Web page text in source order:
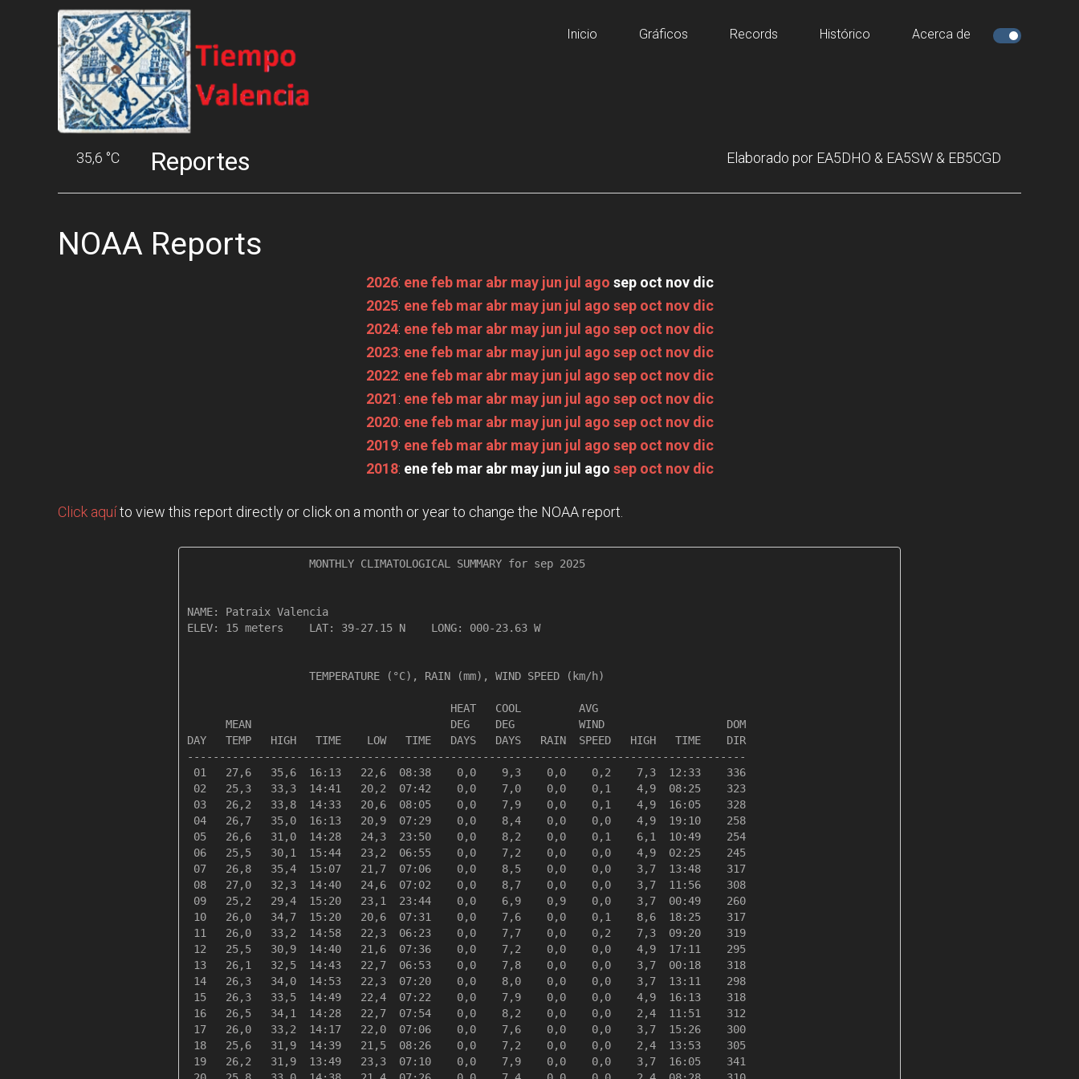
Inicio Gráficos Records Histórico Acerca de
35,6 °C Reportes Elaborado por EA5DHO & EA5SW & EB5CGD
NOAA Reports
2026: ene feb mar abr may jun jul ago sep oct nov dic
2025: ene feb mar abr may jun jul ago sep oct nov dic
2024: ene feb mar abr may jun jul ago sep oct nov dic
2023: ene feb mar abr may jun jul ago sep oct nov dic
2022: ene feb mar abr may jun jul ago sep oct nov dic
2021: ene feb mar abr may jun jul ago sep oct nov dic
2020: ene feb mar abr may jun jul ago sep oct nov dic
2019: ene feb mar abr may jun jul ago sep oct nov dic
2018: ene feb mar abr may jun jul ago sep oct nov dic
Click aquíto view this report directly or click on a month or year to change the NOAA report.
                   MONTHLY CLIMATOLOGICAL SUMMARY for sep 2025
NAME: Patraix Valencia
ELEV: 15 meters    LAT: 39-27.15 N    LONG: 000-23.63 W
                   TEMPERATURE (°C), RAIN (mm), WIND SPEED (km/h)
                                         HEAT   COOL         AVG
      MEAN                               DEG    DEG          WIND                   DOM
DAY   TEMP   HIGH   TIME    LOW   TIME   DAYS   DAYS   RAIN  SPEED   HIGH   TIME    DIR
---------------------------------------------------------------------------------------
01   27,6   35,6  16:13   22,6  08:38    0,0    9,3    0,0    0,2    7,3  12:33    336
02   25,3   33,3  14:41   20,2  07:42    0,0    7,0    0,0    0,1    4,9  08:25    323
03   26,2   33,8  14:33   20,6  08:05    0,0    7,9    0,0    0,1    4,9  16:05    328
04   26,7   35,0  16:13   20,9  07:29    0,0    8,4    0,0    0,0    4,9  19:10    258
05   26,6   31,0  14:28   24,3  23:50    0,0    8,2    0,0    0,1    6,1  10:49    254
06   25,5   30,1  15:44   23,2  06:55    0,0    7,2    0,0    0,0    4,9  02:25    245
07   26,8   35,4  15:07   21,7  07:06    0,0    8,5    0,0    0,0    3,7  13:48    317
08   27,0   32,3  14:40   24,6  07:02    0,0    8,7    0,0    0,0    3,7  11:56    308
09   25,2   29,4  15:20   23,1  23:44    0,0    6,9    0,9    0,0    3,7  00:49    260
10   26,0   34,7  15:20   20,6  07:31    0,0    7,6    0,0    0,1    8,6  18:25    317
11   26,0   33,2  14:58   22,3  06:23    0,0    7,7    0,0    0,2    7,3  09:20    319
12   25,5   30,9  14:40   21,6  07:36    0,0    7,2    0,0    0,0    4,9  17:11    295
13   26,1   32,5  14:43   22,7  06:53    0,0    7,8    0,0    0,0    3,7  00:18    318
14   26,3   34,0  14:53   22,3  07:20    0,0    8,0    0,0    0,0    3,7  13:11    298
15   26,3   33,5  14:49   22,4  07:22    0,0    7,9    0,0    0,0    4,9  16:13    318
16   26,5   34,1  14:28   22,7  07:54    0,0    8,2    0,0    0,0    2,4  11:51    312
17   26,0   33,2  14:17   22,0  07:06    0,0    7,6    0,0    0,0    3,7  15:26    300
18   25,6   31,9  14:39   21,5  08:26    0,0    7,2    0,0    0,0    2,4  13:53    305
19   26,2   31,9  13:49   23,3  07:10    0,0    7,9    0,0    0,0    3,7  16:05    341